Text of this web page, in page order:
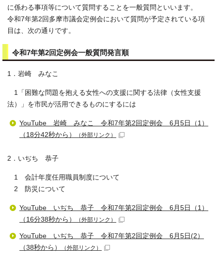
に係わる事項等について質問することを一般質問といいます。
令和7年第2回多摩市議会定例会において質問が予定されている項
目は、次の通りです。
令和7年第2回定例会一般質問発言順
1．岩崎 みなこ
1「困難な問題を抱える女性への支援に関する法律（女性支援
法）」を市民が活用できるものにするには
YouTube 岩崎 みなこ 令和7年第2回定例会 6月5日（1）
（18分42秒から）
（外部リンク）
2．いぢち 恭子
1 会計年度任用職員制度について
2 防災について
YouTube いぢち 恭子 令和7年第2回定例会 6月5日（1）
（16分38秒から）
（外部リンク）
YouTube いぢち 恭子 令和7年第2回定例会 6月5日(2）
（38秒から）
（外部リンク）